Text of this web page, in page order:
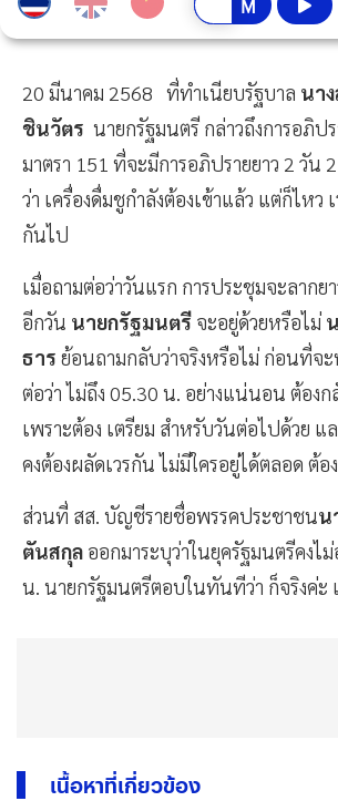
20 มีนาคม 2568 ที่ทำเนียบรัฐบาล นา
ชินวัตร​​ นายกรัฐมนตรี กล่าวถึงการอภิปร
มาตรา ​151 ที่จะมีการอภิปรายยาว​ 2 วัน​
ว่า​ เครื่องดื่มชูกำลังต้องเข้าแล้ว แต่ก็ไหว
กันไป
เมื่อถามต่อว่าวันแรก การประชุมจะลากย
อีกวัน นายกรัฐมนตรี จะอยู่ด้วยหรือไม่
ธาร ย้อนถามกลับว่าจริงหรือไม่ ก่อนที่จะ
ต่อว่า ไม่ถึง 05.30 น. อย่างแน่นอน ต้อง
เพราะต้อง เตรียม สำหรับวันต่อไปด้วย
คงต้องผลัดเวรกัน ไม่มีใครอยู่ได้ตลอด ต้
ส่วนที่ สส. บัญชีรายชื่อพรรคประชาชนน
ตันสกุล​ ออกมาระบุว่าในยุครัฐมนตรีคงไ
น. นายกรัฐมนตรีตอบในทันที​ว่า​ ก็จริงค่ะ
เนื้อหาที่เกี่ยวข้อง